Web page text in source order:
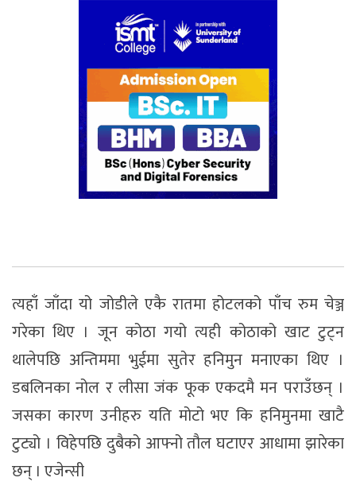
त्यहाँ जाँदा यो जोडीले एकै रातमा होटलको पाँच रुम चेञ्ज
गरेका थिए । जून कोठा गयो त्यही कोठाको खाट टुट्न
थालेपछि अन्तिममा भुईमा सुतेर हनिमुन मनाएका थिए ।
डबलिनका नोल र लीसा जंक फूक एकदमै मन पराउँछन् ।
जसका कारण उनीहरु यति मोटो भए कि हनिमुनमा खाटै
टुट्यो । विहेपछि दुबैको आफ्नो तौल घटाएर आधामा झारेका
छन् । एजेन्सी